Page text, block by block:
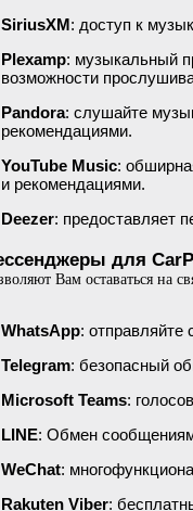
SiriusXM: доступ к
Plexamp: музыкальный
возможности
Pandora: слушайте
рекомендациями.
YouTube Music:
и рекомендациями.
Deezer: предоставляет
для
Вам оставаться на
WhatsApp: отправляйте
Telegram: безопасный
Microsoft Teams:
LINE: Обмен
WeChat:
Rakuten Viber: